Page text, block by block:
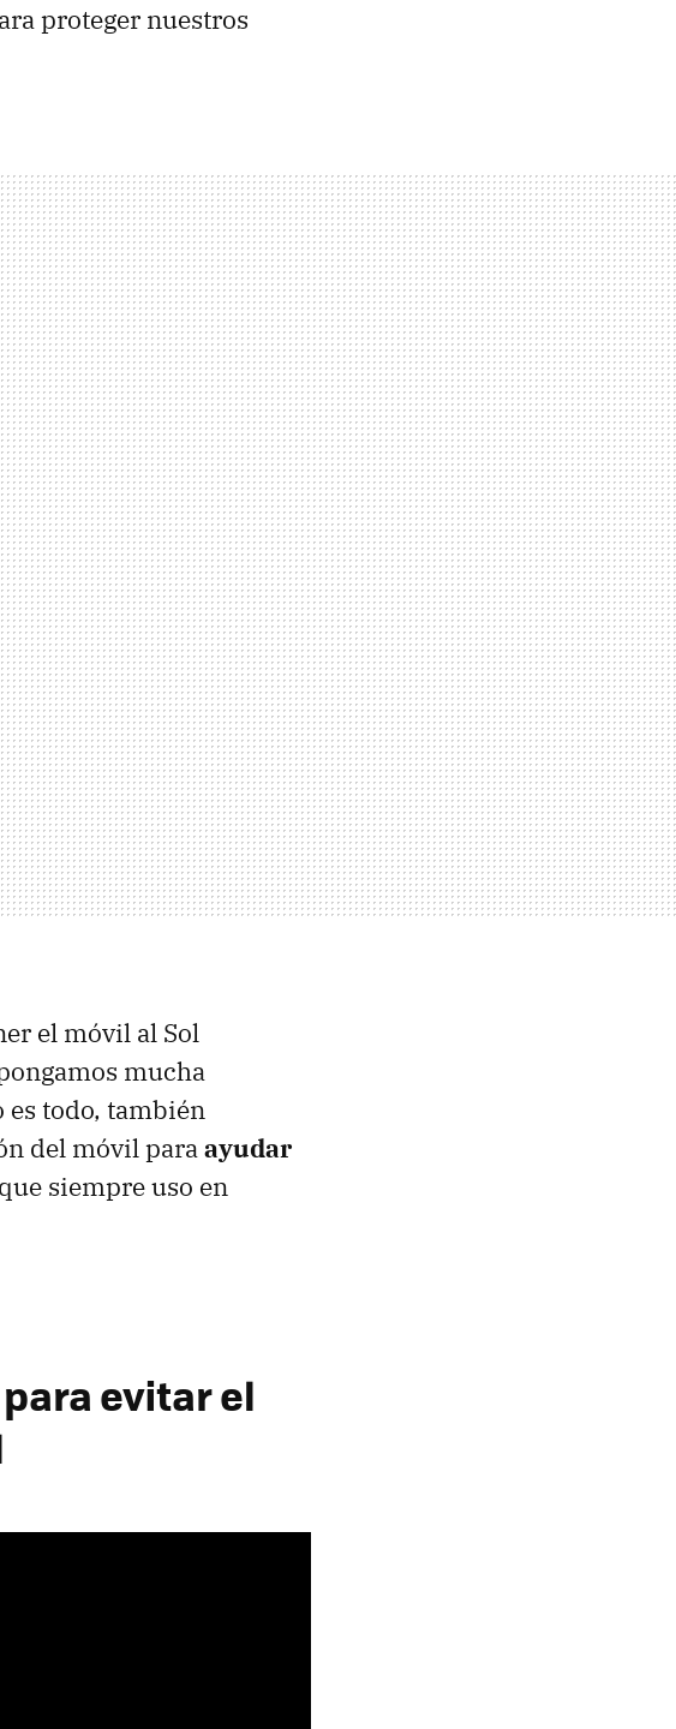
proteger nuestros
el móvil al Sol
mucha
es todo, también
del móvil paraayudar
siempre uso en
evitar el